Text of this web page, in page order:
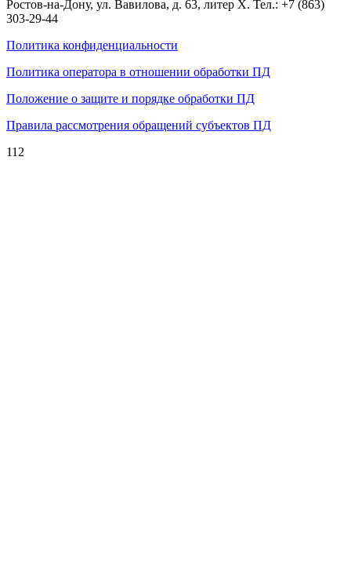
Ростов-на-Дону, ул. Вавилова, д. 63, литер Х. Тел.: +7 (863)
303-29-44
Политика конфиденциальности
Политика оператора в отношении обработки ПД
Положение о защите и порядке обработки ПД
Правила рассмотрения обращений субъектов ПД
112